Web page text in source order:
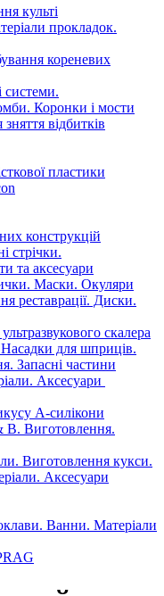
культі
прокладок.
кореневих
Коронки і мости
відбитків
пластики
конструкцій
стрічки.
та аксесуари
Маски. Окуляри
реставрації. Диски.
скалера
для шприців.
Запасні частини
Аксесуари
А-силікони
B. Виготовлення.
Виготовлення кукси.
Аксесуари
Ванни. Матеріали